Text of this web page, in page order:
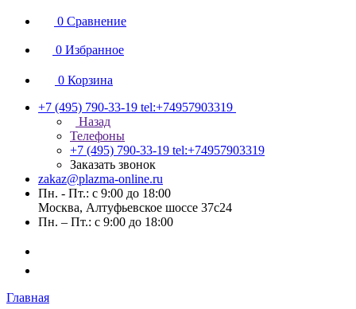
0 Сравнение
0 Избранное
0 Корзина
+7 (495) 790-33-19 tel:+74957903319
Назад
Телефоны
+7 (495) 790-33-19 tel:+74957903319
Заказать звонок
zakaz@plazma-online.ru
Пн. - Пт.: с 9:00 до 18:00
Москва, Алтуфьевское шоссе 37с24
Пн. – Пт.: с 9:00 до 18:00
Главная